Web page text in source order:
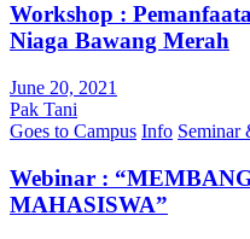
Workshop :
Niaga Bawang Merah
June 20, 2021
Pak Tani
Goes to Campus Info Seminar
Webinar :
MAHASISWA”